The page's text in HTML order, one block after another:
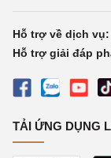
Hỗ trợ về dịch vụ:
Hỗ trợ giải đáp
TẢI ỨNG DỤNG